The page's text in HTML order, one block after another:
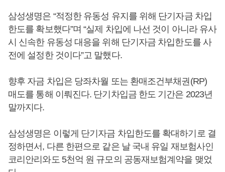
삼성생명은 “적정한 유동성 유지를 위해 단기자금 차입
한도를 확보했다”며 “실제 차입에 나선 것이 아니라 유사
시 신속한 유동성 대응을 위해 단기자금 차입한도를 사
전에 설정한 것이다”고 말했다.
향후 자금 차입은 당좌차월 또는 환매조건부채권(RP)
매도를 통해 이뤄진다. 단기차입금 한도 기간은 2023년
말까지다.
삼성생명은 이렇게 단기자금 차입한도를 확대하기로 결
정하면서, 다른 한편으로 같은 날 국내 유일 재보험사인
코리안리와도 5천억 원 규모의 공동재보험계약을 맺었